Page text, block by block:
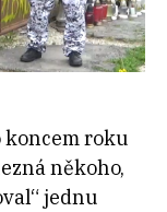
koncem roku
někoho,
jednu